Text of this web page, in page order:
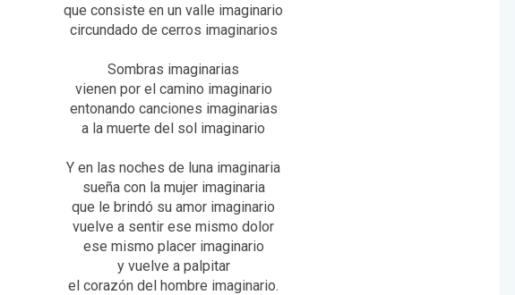
que consiste en un valle imaginario
circundado de cerros imaginarios
Sombras imaginarias
vienen por el camino imaginario
entonando canciones imaginarias
a la muerte del sol imaginario
Y en las noches de luna imaginaria
sueña con la mujer imaginaria
que le brindó su amor imaginario
vuelve a sentir ese mismo dolor
ese mismo placer imaginario
y vuelve a palpitar
el corazón del hombre imaginario.